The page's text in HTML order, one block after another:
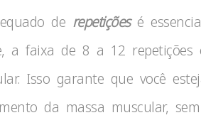
de repetiçõesé
a faixa de 8 a 12
Isso garante que você
da massa muscular,